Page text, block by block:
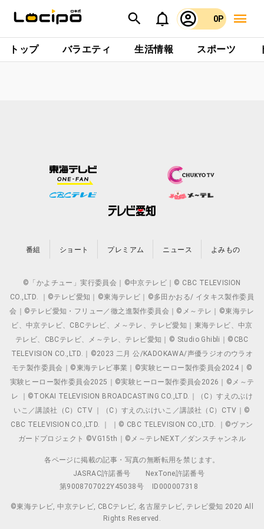
0P
トップ バラエティ 生活情報 スポーツ
番組 ショート プレミアム ニュース よみもの
©「かよチュー」実行委員会｜©中京テレビ｜© CBC TELEVISION
CO.,LTD. ｜©テレビ愛知｜©東海テレビ｜©多田かおる/ イタキス製作委員
会｜©テレビ愛知・フリュー／徹之進製作委員会｜©メ～テレ｜©東海テレ
ビ、中京テレビ、CBCテレビ、メ～テレ、テレビ愛知｜東海テレビ、中京
テレビ、CBCテレビ、メ～テレ、テレビ愛知｜© Studio Ghibli｜©CBC
TELEVISION CO.,LTD.｜©2023 二月 公/KADOKAWA/声優ラジオのウラオ
モテ製作委員会｜©東海テレビ事業｜©実験ヒーロー製作委員会2024｜©
実験ヒーロー製作委員会2025｜©実験ヒーロー製作委員会2026｜©メ～テ
レ ｜©TOKAI TELEVISION BROADCASTING CO.,LTD.｜（C）すえのぶけ
いこ／講談社（C）CTV ｜（C）すえのぶけいこ／講談社（C）CTV｜©
CBC TELEVISION CO.,LTD. ｜ ｜© CBC TELEVISION CO.,LTD. ｜©ヴァン
ガードプロジェクト ©VG15th｜©メ～テレNEXT／ダンスチャンネル
各ページに掲載の記事・写真の無断転用を禁じます。
JASRAC許諾番号
NexTone許諾番号
第9008707022Y45038号
ID000007318
©東海テレビ, 中京テレビ, CBCテレビ, 名古屋テレビ, テレビ愛知 2020 All
Rights Reserved.